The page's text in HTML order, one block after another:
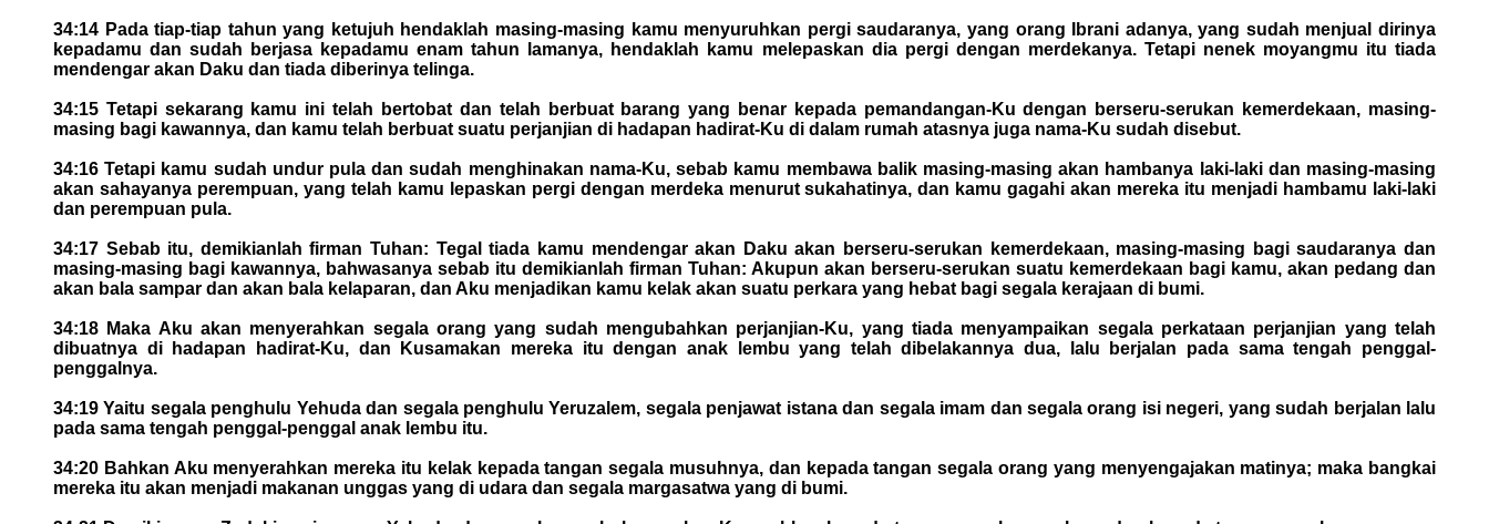
34:14 Pada tiap-tiap tahun yang ketujuh hendaklah masing-masing kamu menyuruhkan pergi saudaranya, yang orang Ibrani adanya, yang sudah menjual dirinya
kepadamu dan sudah berjasa kepadamu enam tahun lamanya, hendaklah kamu melepaskan dia pergi dengan merdekanya. Tetapi nenek moyangmu itu tiada
mendengar akan Daku dan tiada diberinya telinga.
34:15 Tetapi sekarang kamu ini telah bertobat dan telah berbuat barang yang benar kepada pemandangan-Ku dengan berseru-serukan kemerdekaan, masing-
masing bagi kawannya, dan kamu telah berbuat suatu perjanjian di hadapan hadirat-Ku di dalam rumah atasnya juga nama-Ku sudah disebut.
34:16 Tetapi kamu sudah undur pula dan sudah menghinakan nama-Ku, sebab kamu membawa balik masing-masing akan hambanya laki-laki dan masing-masing
akan sahayanya perempuan, yang telah kamu lepaskan pergi dengan merdeka menurut sukahatinya, dan kamu gagahi akan mereka itu menjadi hambamu laki-laki
dan perempuan pula.
34:17 Sebab itu, demikianlah firman Tuhan: Tegal tiada kamu mendengar akan Daku akan berseru-serukan kemerdekaan, masing-masing bagi saudaranya dan
masing-masing bagi kawannya, bahwasanya sebab itu demikianlah firman Tuhan: Akupun akan berseru-serukan suatu kemerdekaan bagi kamu, akan pedang dan
akan bala sampar dan akan bala kelaparan, dan Aku menjadikan kamu kelak akan suatu perkara yang hebat bagi segala kerajaan di bumi.
34:18 Maka Aku akan menyerahkan segala orang yang sudah mengubahkan perjanjian-Ku, yang tiada menyampaikan segala perkataan perjanjian yang telah
dibuatnya di hadapan hadirat-Ku, dan Kusamakan mereka itu dengan anak lembu yang telah dibelakannya dua, lalu berjalan pada sama tengah penggal-
penggalnya.
34:19 Yaitu segala penghulu Yehuda dan segala penghulu Yeruzalem, segala penjawat istana dan segala imam dan segala orang isi negeri, yang sudah berjalan lalu
pada sama tengah penggal-penggal anak lembu itu.
34:20 Bahkan Aku menyerahkan mereka itu kelak kepada tangan segala musuhnya, dan kepada tangan segala orang yang menyengajakan matinya; maka bangkai
mereka itu akan menjadi makanan unggas yang di udara dan segala margasatwa yang di bumi.